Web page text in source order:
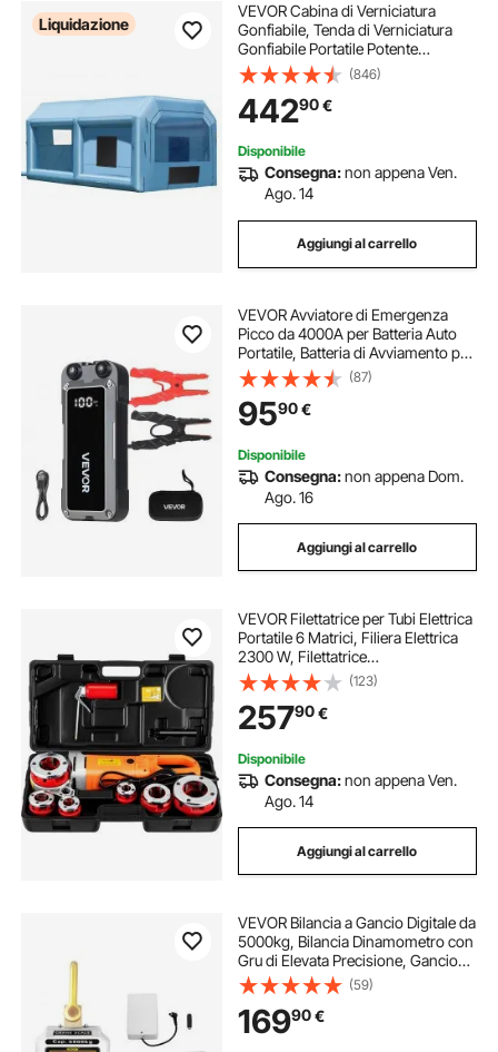
Liquidazione
VEVOR Cabina di Verniciatura
Gonfiabile, Tenda di Verniciatura
Gonfiabile Portatile Potente
Ventilatore, Sistema di Filtro
dell'Aria, Verniciatura per Auto
Veicoli e Mobili 6,4 x 4,1 x 3 m, 1100
W
(846)
44290€
Disponibile
Consegna:non appena Ven.
Ago. 14
Aggiungi al carrello
VEVOR Avviatore di Emergenza
Picco da 4000A per Batteria Auto
Portatile, Batteria di Avviamento per
Auto 12V con Torcia a 3 Modi Cavo
di Avviamento per Motori Corrente
da 700A Potenza Uscita 18W
(87)
9590€
Disponibile
Consegna:non appena Dom.
Ago. 16
Aggiungi al carrello
VEVOR Filettatrice per Tubi Elettrica
Portatile 6 Matrici, Filiera Elettrica
2300 W, Filettatrice
Elettrica Portatile 22 Giri al Min,
Infila Tubi Elettrici Portatile Adatto
Per Settori di Industrie
(123)
25790€
Disponibile
Consegna:non appena Ven.
Ago. 14
Aggiungi al carrello
VEVOR Bilancia a Gancio Digitale da
5000kg, Bilancia Dinamometro con
Gru di Elevata Precisione, Gancio
Elettronico Pesapersone Elettronica
Portatile con Display LCD
(59)
16990€